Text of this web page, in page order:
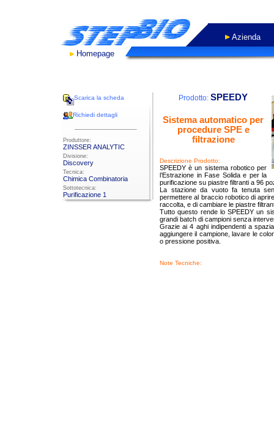
Azienda
Homepage
Scarica la scheda
Richiedi dettagli
Produttore:
ZINSSER ANALYTIC
Divisione:
Discovery
Tecnica:
Chimica Combinatoria
Sottotecnica:
Purificazione 1
Prodotto: SPEEDY
Sistema automatico per
procedure SPE e
filtrazione
Descrizione Prodotto:
SPEEDY è un sistema robotico per
l’Estrazione in Fase Solida e per la
purificazione su piastre filtranti a 96
La stazione da vuoto fa tenuta
permettere al braccio robotico di
raccolta, e di cambiare le piastre
Tutto questo rende lo SPEEDY un
grandi batch di campioni senza
Grazie ai 4 aghi indipendenti a
aggiungere il campione, lavare le
o pressione positiva.
Note Tecniche: